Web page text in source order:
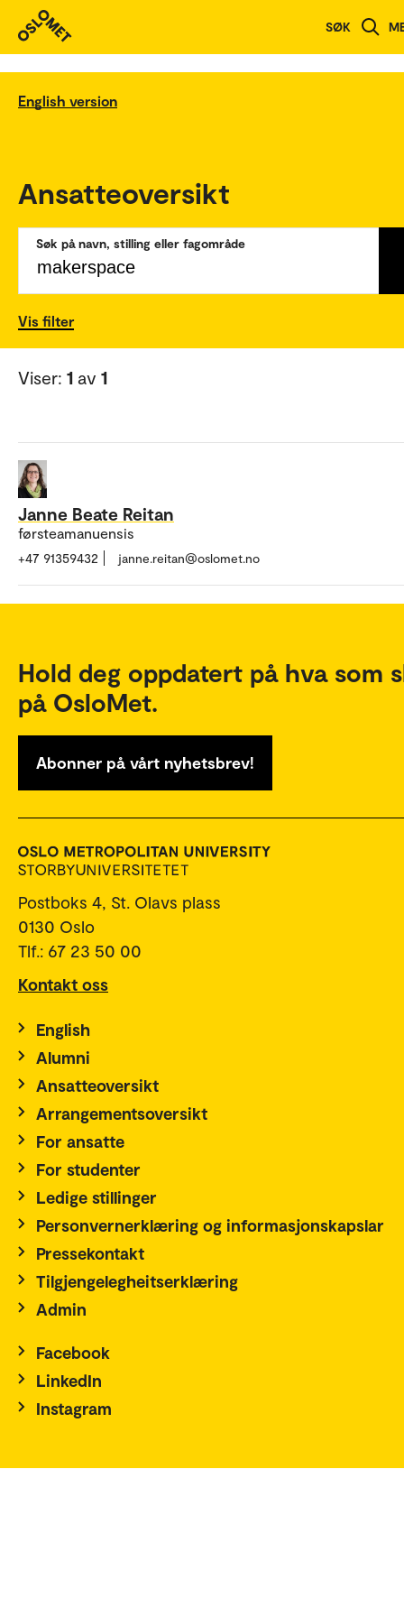
SØK
English version
Ansatteoversikt
Søk på navn, stilling eller fagområde
Vis filter
Viser: 1 av 1
Janne Beate Reitan
førsteamanuensis
+47 91359432 janne.reitan@oslomet.no
Hold deg oppdatert på hva som
på OsloMet.
Abonner på vårt nyhetsbrev!
Postboks 4, St. Olavs plass
0130 Oslo
Tlf.: 67 23 50 00
Kontakt oss
English
Alumni
Ansatteoversikt
Arrangementsoversikt
For ansatte
For studenter
Ledige stillinger
Personvernerklæring og informasjonskapslar
Pressekontakt
Tilgjengelegheitserklæring
Admin
Facebook
LinkedIn
Instagram